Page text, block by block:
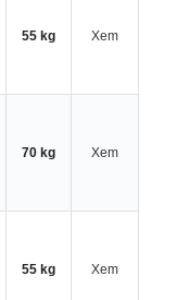
55 kg Xem
70 kg Xem
55 kg Xem